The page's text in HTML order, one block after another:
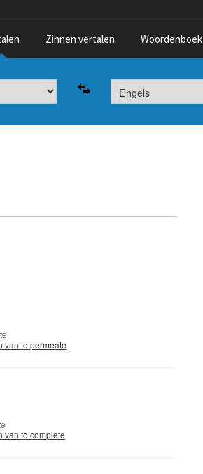
Zinnen vertalen Woordenboek
van to permeate
van to complete